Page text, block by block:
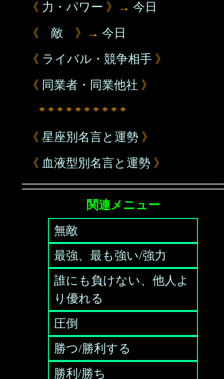
《 力・パワー 》→ 今日
《 敵 》→ 今日
《 ライバル・競争相手 》
《 同業者・同業他社 》
* * * * * * * * * *
《 星座別名言と運勢 》
《 血液型別名言と運勢 》
関連メニュー
無敵
最強、最も強い/強力
誰にも負けない、他人よ
り優れる
圧倒
勝つ/勝利する
勝利/勝ち